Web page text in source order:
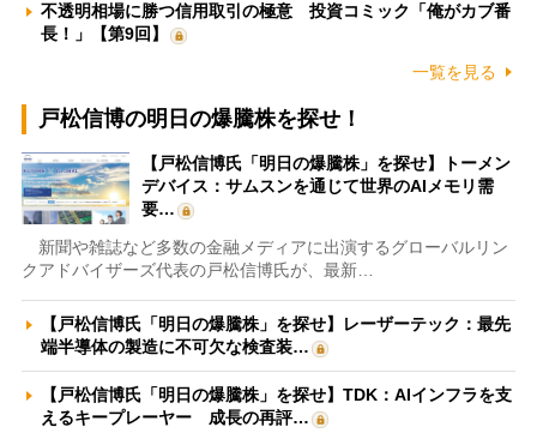
不透明相場に勝つ信用取引の極意 投資コミック「俺がカブ番
長！」【第9回】
一覧を見る
戸松信博の明日の爆騰株を探せ！
【戸松信博氏「明日の爆騰株」を探せ】トーメン
デバイス：サムスンを通じて世界のAIメモリ需
要…
新聞や雑誌など多数の金融メディアに出演するグローバルリン
クアドバイザーズ代表の戸松信博氏が、最新…
【戸松信博氏「明日の爆騰株」を探せ】レーザーテック：最先
端半導体の製造に不可欠な検査装…
【戸松信博氏「明日の爆騰株」を探せ】TDK：AIインフラを支
えるキープレーヤー 成長の再評…